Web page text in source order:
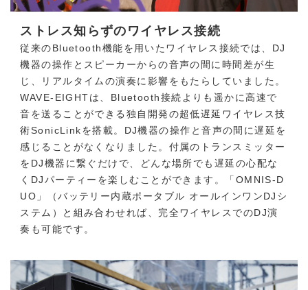
ストレス知らずのワイヤレス接続
従来のBluetooth機能を用いたワイヤレス接続では、DJ
機器の操作とスピーカーからの音声の間に時間差が生
じ、リアルタイムの演奏に影響をもたらしていました。
WAVE-EIGHTは、Bluetooth接続よりも遥かに高速で
音を送ることができる独自開発の超低遅延ワイヤレス技
術SonicLinkを搭載。DJ機器の操作と音声の間に遅延を
感じることがなくなりました。付属のトランスミッター
をDJ機器に繋ぐだけで、どんな場所でも遅延の心配な
くDJパーティーを楽しむことができます。「OMNIS-D
UO」（バッテリー内蔵ポータブル オールインワンDJシ
ステム）と組み合わせれば、完全ワイヤレスでのDJ演
奏も可能です。